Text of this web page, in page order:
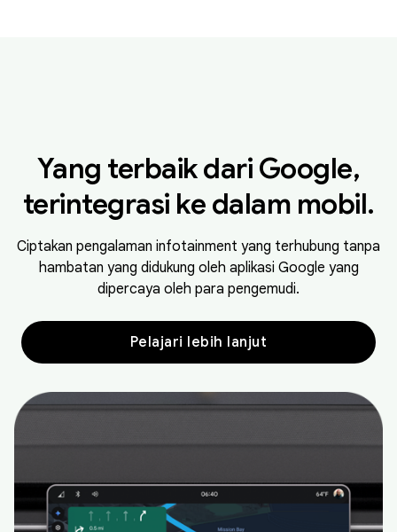
Yang terbaik dari Google,
terintegrasi ke dalam mobil.
Ciptakan pengalaman infotainment yang terhubung tanpa
hambatan yang didukung oleh aplikasi Google yang
dipercaya oleh para pengemudi.
Pelajari lebih lanjut